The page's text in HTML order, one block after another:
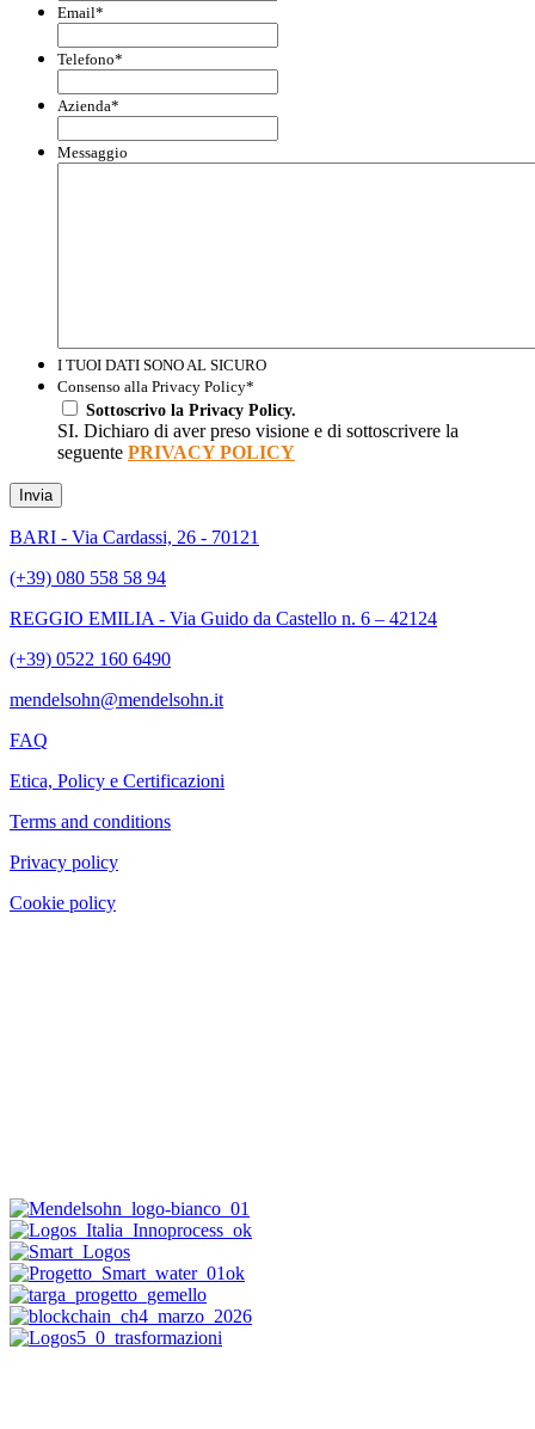
Email*
Telefono*
Azienda*
Messaggio
I TUOI DATI SONO AL SICURO
Consenso alla Privacy Policy*
Sottoscrivo la Privacy Policy.
SI. Dichiaro di aver preso visione e di sottoscrivere la
seguente PRIVACY POLICY
Invia
BARI - Via Cardassi, 26 - 70121
(+39) 080 558 58 94
REGGIO EMILIA - Via Guido da Castello n. 6 – 42124
(+39) 0522 160 6490
mendelsohn@mendelsohn.it
FAQ
Etica, Policy e Certificazioni
Terms and conditions
Privacy policy
Cookie policy